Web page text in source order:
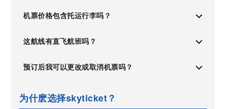
机票价格包含托运行李吗？
这航线有直飞航班吗？
预订后我可以更改或取消机票吗？
为什麽选择skyticket？